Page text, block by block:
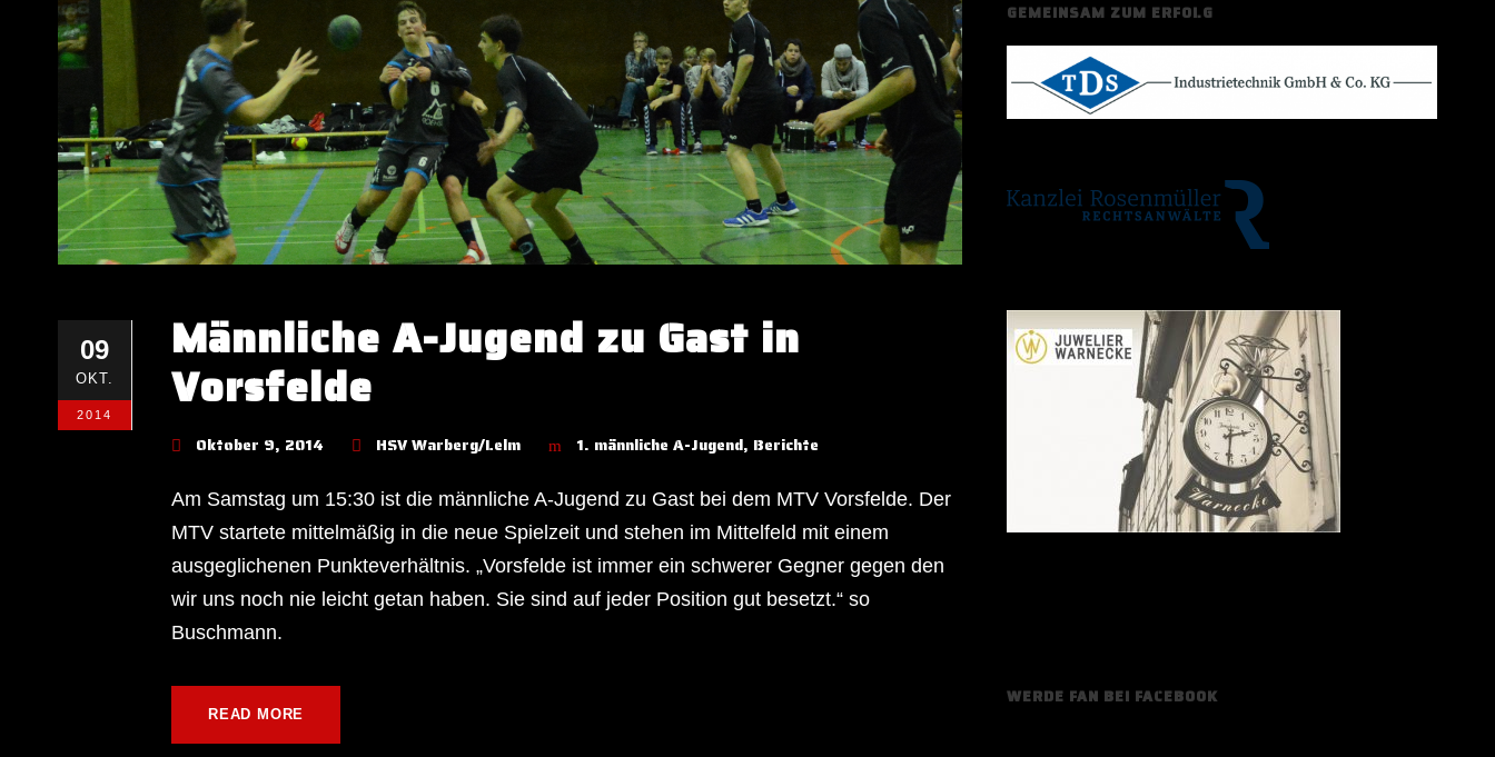
09
OKT.
2014
Männliche A-Jugend zu Gast in
Vorsfelde
Oktober 9, 2014 HSV Warberg/Lelm 1. männliche A-Jugend, Berichte
Am Samstag um 15:30 ist die männliche A-Jugend zu Gast bei dem MTV Vorsfelde. Der
MTV startete mittelmäßig in die neue Spielzeit und stehen im Mittelfeld mit einem
ausgeglichenen Punkteverhältnis. „Vorsfelde ist immer ein schwerer Gegner gegen den
wir uns noch nie leicht getan haben. Sie sind auf jeder Position gut besetzt.“ so
Buschmann.
READ MORE
GEMEINSAM ZUM ERFOLG
WERDE FAN BEI FACEBOOK